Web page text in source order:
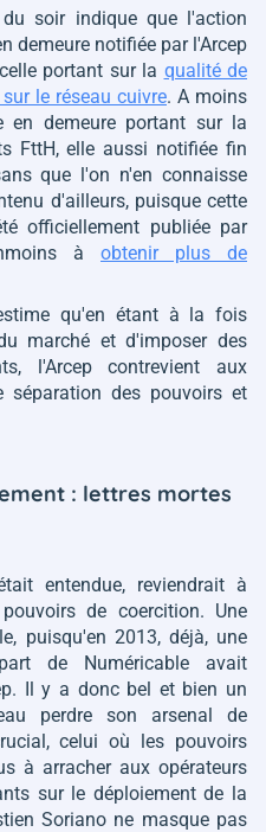
soir indique que l'action
demeure notifiée par l'Arcep
portant sur la qualité de
le réseau cuivre. A moins
demeure portant sur la
FttH, elle aussi notifiée fin
que l'on n'en connaisse
d'ailleurs, puisque cette
officiellement publiée par
à obtenir plus de
qu'en étant à la fois
marché et d'imposer des
l'Arcep contrevient aux
séparation des pouvoirs et
: lettres mortes
entendue, reviendrait à
de coercition. Une
puisqu'en 2013, déjà, une
de Numéricable avait
Il y a donc bel et bien un
perdre son arsenal de
celui où les pouvoirs
à arracher aux opérateurs
sur le déploiement de la
Soriano ne masque pas